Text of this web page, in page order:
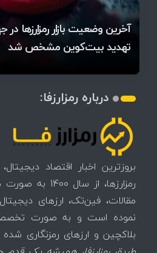
چرا سرعت تراکنش‌ها در
آخرین وضعیت بازار رمزارزها
تهدید بیت‌کوین مشخص شد
اتفاق تاریخی در بازار
۱۴۰۵ | بیت‌کوین این مرز را
تغییر می‌کند
کدامند؟
اتفاق مهم در بازار رمزارزها /
تازه‌ترین رسوایی ارز
میز / ۶۲۲ بیت‌کوین کجا رفت؟
بحران بدهی شرکت‌ها و خطر
دلار بیت‌کوین
درباره رمزارزفا:
بروزترین اخبار اقتصاد
رمزارزها، از
مقالات، فین‌تک، ارزهای‌
نموده است و به صورت تخصصی
بلاکچین و ارزهای رمزنگاری